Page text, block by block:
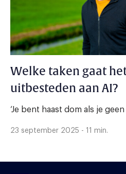
Welke taken gaat
uitbesteden aan AI?
‘Je bent haast dom als je
23 september 2025 - 11 min.